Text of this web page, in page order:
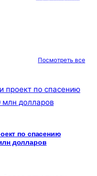
Посмотреть все
по спасению
долларов